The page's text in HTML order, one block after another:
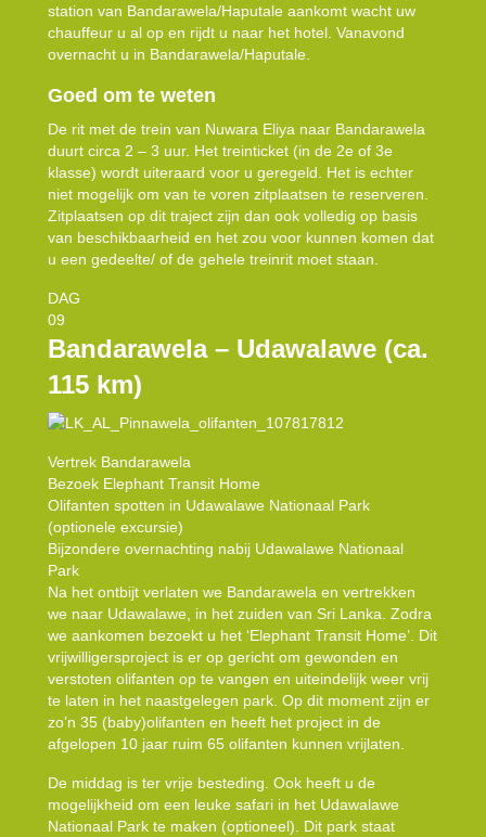
station van Bandarawela/Haputale aankomt wacht uw
chauffeur u al op en rijdt u naar het hotel. Vanavond
overnacht u in Bandarawela/Haputale.
Goed om te weten
De rit met de trein van Nuwara Eliya naar Bandarawela
duurt circa 2 – 3 uur. Het treinticket (in de 2e of 3e
klasse) wordt uiteraard voor u geregeld. Het is echter
niet mogelijk om van te voren zitplaatsen te reserveren.
Zitplaatsen op dit traject zijn dan ook volledig op basis
van beschikbaarheid en het zou voor kunnen komen dat
u een gedeelte/ of de gehele treinrit moet staan.
DAG
09
Bandarawela – Udawalawe (ca.
115 km)
Vertrek Bandarawela
Bezoek Elephant Transit Home
Olifanten spotten in Udawalawe Nationaal Park
(optionele excursie)
Bijzondere overnachting nabij Udawalawe Nationaal
Park
Na het ontbijt verlaten we Bandarawela en vertrekken
we naar Udawalawe, in het zuiden van Sri Lanka. Zodra
we aankomen bezoekt u het ‘Elephant Transit Home’. Dit
vrijwilligersproject is er op gericht om gewonden en
verstoten olifanten op te vangen en uiteindelijk weer vrij
te laten in het naastgelegen park. Op dit moment zijn er
zo’n 35 (baby)olifanten en heeft het project in de
afgelopen 10 jaar ruim 65 olifanten kunnen vrijlaten.
De middag is ter vrije besteding. Ook heeft u de
mogelijkheid om een leuke safari in het Udawalawe
Nationaal Park te maken (optioneel). Dit park staat